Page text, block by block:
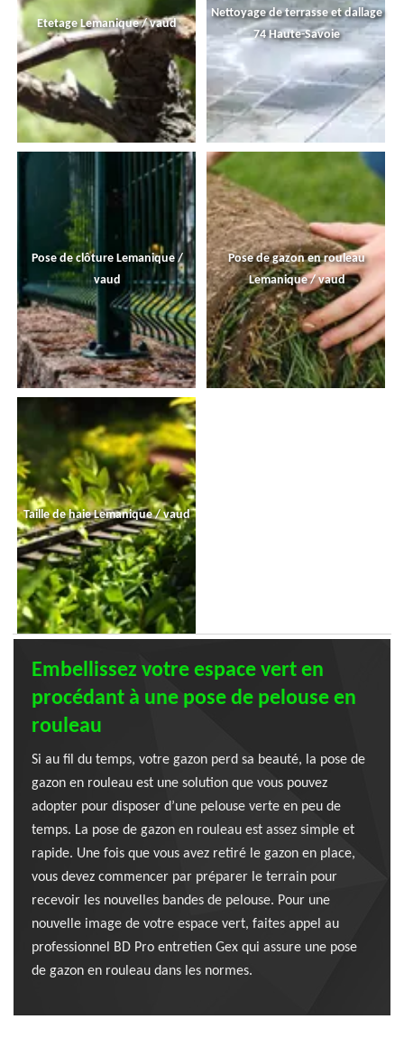
Etetage Lemanique / vaud
Nettoyage de terrasse et dallage
74 Haute-Savoie
Pose de clôture Lemanique /
vaud
Pose de gazon en rouleau
Lemanique / vaud
Taille de haie Lemanique / vaud
Embellissez votre espace vert en
procédant à une pose de pelouse en
rouleau
Si au fil du temps, votre gazon perd sa beauté, la pose de
gazon en rouleau est une solution que vous pouvez
adopter pour disposer d’une pelouse verte en peu de
temps. La pose de gazon en rouleau est assez simple et
rapide. Une fois que vous avez retiré le gazon en place,
vous devez commencer par préparer le terrain pour
recevoir les nouvelles bandes de pelouse. Pour une
nouvelle image de votre espace vert, faites appel au
professionnel BD Pro entretien Gex qui assure une pose
de gazon en rouleau dans les normes.